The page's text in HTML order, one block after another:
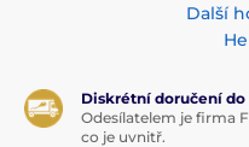
Další
Diskrétní doručení
Odesílatelem je firma
co je uvnitř.